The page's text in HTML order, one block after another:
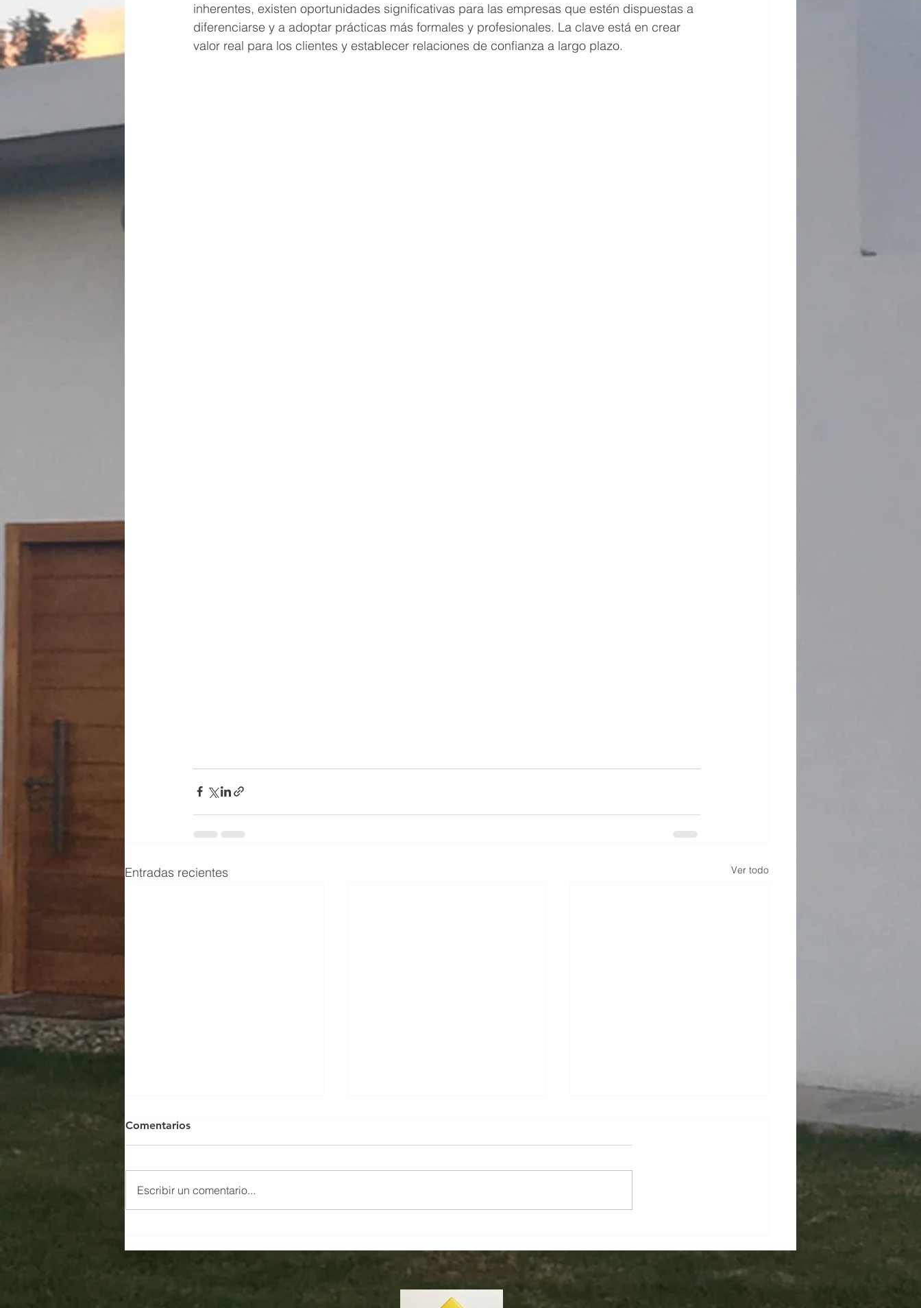
inherentes, existen oportunidades significativas para las empresas que estén dispuestas a
diferenciarse y a adoptar prácticas más formales y profesionales. La clave está en crear
valor real para los clientes y establecer relaciones de confianza a largo plazo.
Entradas recientes Ver todo
Ecuador: Liderazgo en
Innovación en diseño en
Ecuador
Construcción Moderna con
Comentarios
Escribir un comentario...